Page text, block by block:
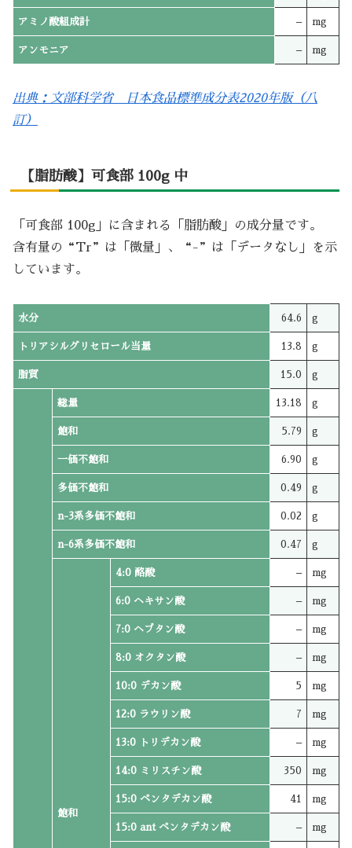
アミノ酸組成計 – mg
アンモニア – mg
出典：文部科学省 日本食品標準成分表2020年版（八
訂）
【脂肪酸】可食部 100g 中
「可食部 100g」に含まれる「脂肪酸」の成分量です。
含有量の“Tr”は「微量」、“-”は「データなし」を示
しています。
水分 64.6 g
トリアシルグリセロール当量 13.8 g
脂質 15.0 g
総量 13.18 g
飽和 5.79 g
一価不飽和 6.90 g
多価不飽和 0.49 g
n-3系多価不飽和 0.02 g
n-6系多価不飽和 0.47 g
飽和
4:0 酪酸 – mg
6:0 ヘキサン酸 – mg
7:0 ヘプタン酸 – mg
8:0 オクタン酸 – mg
10:0 デカン酸 5 mg
12:0 ラウリン酸 7 mg
13:0 トリデカン酸 – mg
14:0 ミリスチン酸 350 mg
15:0 ペンタデカン酸 41 mg
15:0 ant ペンタデカン酸 – mg